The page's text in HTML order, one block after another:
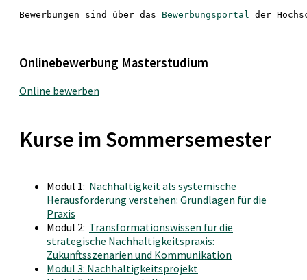
Bewerbungen sind über das Bewerbungsportal der
Onlinebewerbung Masterstudium
Online bewerben
Kurse im Sommersemester
Modul 1: Nachhaltigkeit als systemische
Herausforderung verstehen: Grundlagen für die
Praxis
Modul 2: Transformationswissen für die
strategische Nachhaltigkeitspraxis:
Zukunftsszenarien und Kommunikation
Modul 3: Nachhaltigkeitsprojekt